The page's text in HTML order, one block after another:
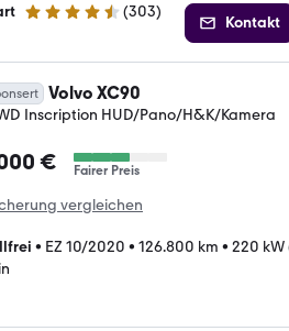
4.4 Sterne (303)
Kontakt
Volvo XC90
Inscription HUD/Pano/H&K/Kamera
€ Fairer Preis
vergleichen
• EZ 10/2020 • 126.800 km • 220 kW